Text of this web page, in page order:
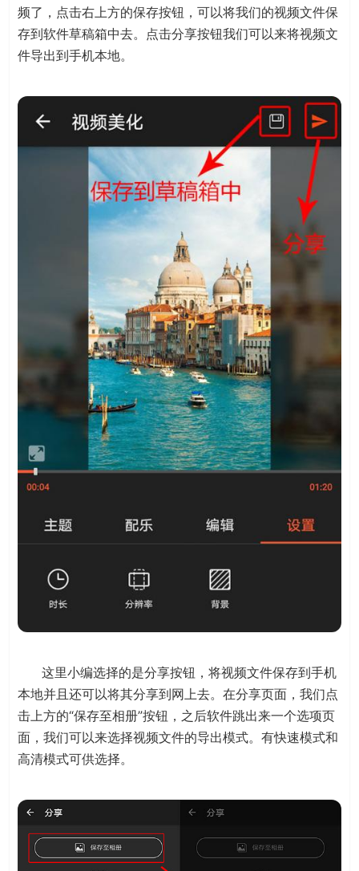
频了，点击右上方的保存按钮，可以将我们的视频文件保
存到软件草稿箱中去。点击分享按钮我们可以来将视频文
件导出到手机本地。
这里小编选择的是分享按钮，将视频文件保存到手机
本地并且还可以将其分享到网上去。在分享页面，我们点
击上方的“保存至相册”按钮，之后软件跳出来一个选项页
面，我们可以来选择视频文件的导出模式。有快速模式和
高清模式可供选择。